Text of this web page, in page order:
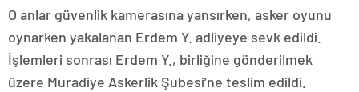
O anlar güvenlik kamerasına yansırken, asker oyunu
oynarken yakalanan Erdem Y. adliyeye sevk edildi.
İşlemleri sonrası Erdem Y., birliğine gönderilmek
üzere Muradiye Askerlik Şubesi’ne teslim edildi.